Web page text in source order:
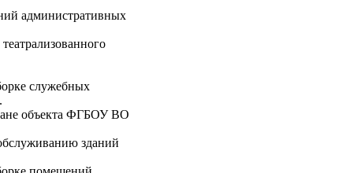
административных
служебных
объекта ФГБОУ ВО
зданий